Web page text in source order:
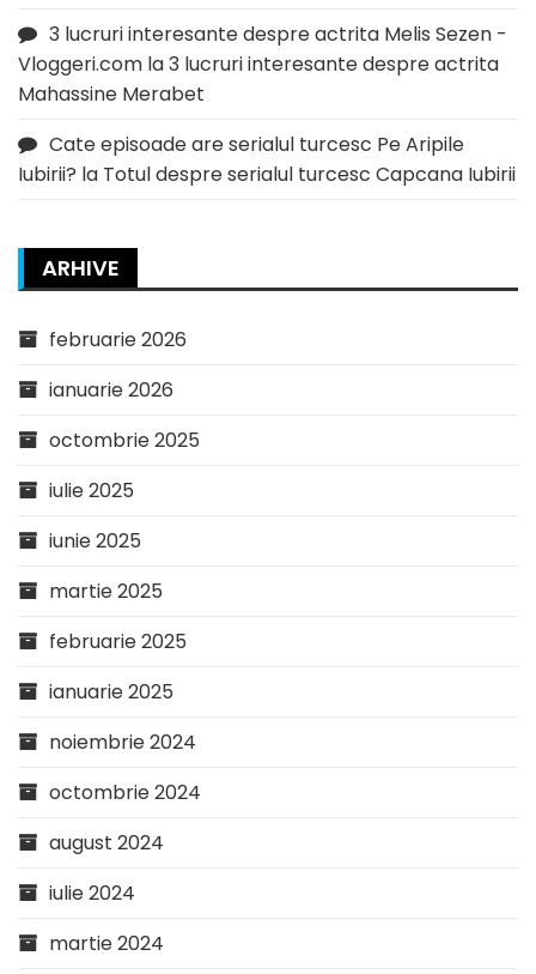
3 lucruri interesante despre actrita Melis Sezen -
Vloggeri.com la3 lucruri interesante despre actrita
Mahassine Merabet
Cate episoade are serialul turcesc Pe Aripile
Iubirii? la Totul despre serialul turcesc Capcana Iubirii
ARHIVE
februarie 2026
ianuarie 2026
octombrie 2025
iulie 2025
iunie 2025
martie 2025
februarie 2025
ianuarie 2025
noiembrie 2024
octombrie 2024
august 2024
iulie 2024
martie 2024